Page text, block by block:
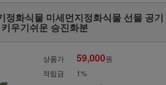
정화식물 미세먼지정화식물 선물 공기
우기쉬운 승진화분
상품가 59,000원
적립금
1%